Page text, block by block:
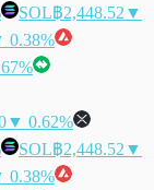
SOL฿2,448.52 ▼
0.38%
▼ 0.62%
SOL฿2,448.52 ▼
0.38%